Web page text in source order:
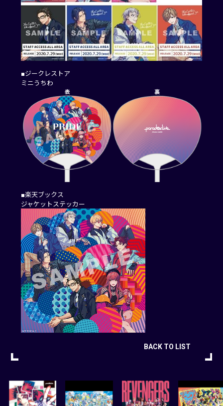
■ジークレストア
ミニうちわ
■楽天ブックス
ジャケットステッカー
BACK TO LIST